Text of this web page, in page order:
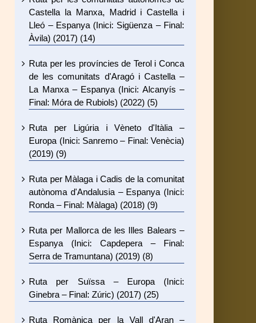
Castella la Manxa, Madrid i Castella i
Lleó – Espanya (Inici: Sigüenza – Final:
Àvila) (2017) (14)
Ruta per les províncies de Terol i Conca
de les comunitats d'Aragó i Castella –
La Manxa – Espanya (Inici: Alcanyís –
Final: Móra de Rubiols) (2022) (5)
Ruta per Ligúria i Vèneto d'Itàlia –
Europa (Inici: Sanremo – Final: Venècia)
(2019) (9)
Ruta per Màlaga i Cadis de la comunitat
autònoma d'Andalusia – Espanya (Inici:
Ronda – Final: Màlaga) (2018) (9)
Ruta per Mallorca de les Illes Balears –
Espanya (Inici: Capdepera – Final:
Serra de Tramuntana) (2019) (8)
Ruta per Suïssa – Europa (Inici:
Ginebra – Final: Zúric) (2017) (25)
Ruta Romànica per la Vall d'Aran –